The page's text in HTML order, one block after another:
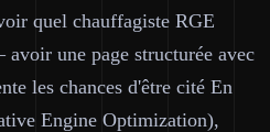
quel chauffagiste RGE
une page structurée avec
les chances d'être cité En
Engine Optimization),